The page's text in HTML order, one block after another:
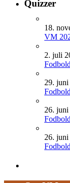
Quizzer
18.
VM
2. juli
29.
26.
26.